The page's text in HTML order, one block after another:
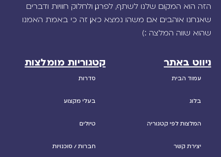
הזה הוא המקום שלנו לשתף, לפרגן, ולחלוק חוויות ודברים
שאנחנו אוהבים. אם משהו נמצא כאן, זה כי באמת האמנו
שהוא שווה המלצה :)
ניווט באתר
עמוד הבית
בלוג
המלצות לפי קטגוריה
יצירת קשר
קטגוריות מומלצות
סדרות
בעלי מקצוע
טיולים
חברות / סוכנויות